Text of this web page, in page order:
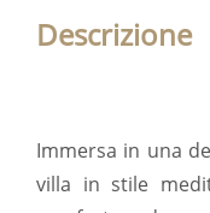
Descrizione
Immersa in una
villa in stile